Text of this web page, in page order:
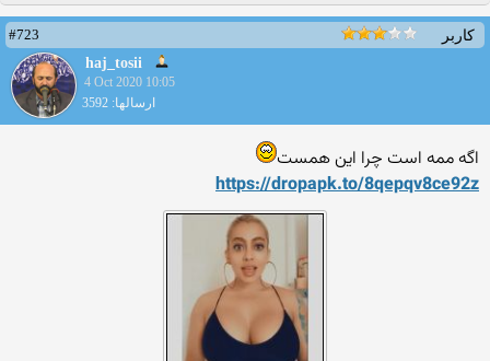
کاربر
#723
haj_tosii
4 Oct 2020 10:05
ارسالها: 3592
اگه ممه است چرا این همست
https://dropapk.to/8qepqv8ce92z